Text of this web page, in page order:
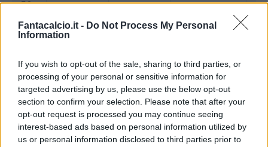
Fantacalcio.it - Do Not Process My Personal
Information
If you wish to opt-out of the sale, sharing to third parties, or
processing of your personal or sensitive information for
targeted advertising by us, please use the below opt-out
section to confirm your selection. Please note that after your
opt-out request is processed you may continue seeing
interest-based ads based on personal information utilized by
us or personal information disclosed to third parties prior to